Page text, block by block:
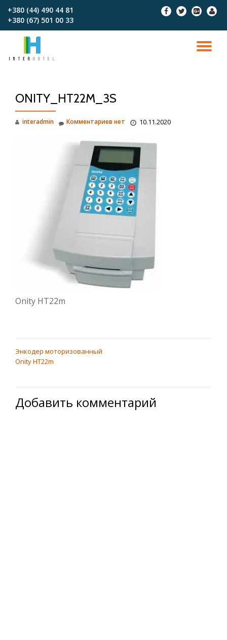
Перейти
содержимому
+380 (44) 490 44 81
+380 (67)‎‎ 501 00 33
fa-
fa-
fa-
plus-
square
fa-
ONITY_HT22M_3S
interadmin 10.11.2020
Комментариев нет
Onity HT22m
НАВИГАЦИЯ
ЗАПИСЯМ
Энкодер моторизованный
Onity HT22m
Добавить комментарий